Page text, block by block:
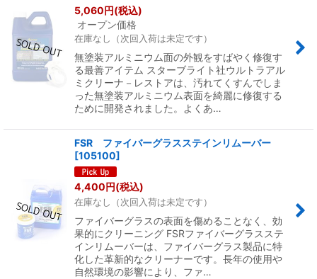
5,060円(税込)
オープン価格
在庫なし（次回入荷は未定です）
無塗装アルミニウム面の外観をすばやく修復す
る最善アイテム スターブライト社ウルトラアル
ミクリーナ－レストアは、汚れてくすんでしま
った無塗装アルミニウム表面を綺麗に修復する
ために開発されました。よくあ…
FSR ファイバーグラスステインリムーバー
[105100]
4,400円(税込)
在庫なし（次回入荷は未定です）
ファイバーグラスの表面を傷めることなく、効
果的にクリーニング FSRファイバーグラスステ
インリムーバーは、ファイバーグラス製品に特
化した革新的なクリーナーです。長年の使用や
自然環境の影響により、ファ…